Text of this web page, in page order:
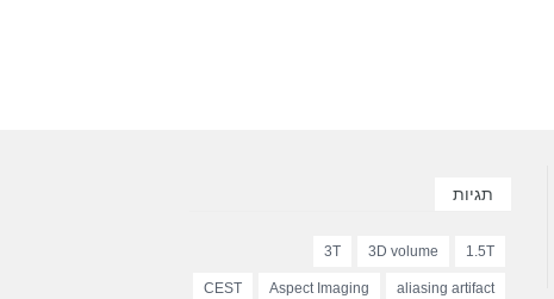
תגיות
1.5T
3D volume
3T
aliasing artifact
Aspect Imaging
CEST